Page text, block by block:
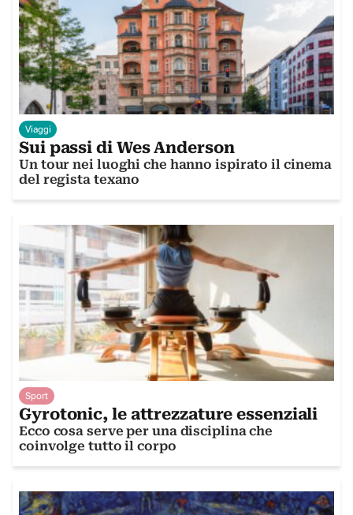
Viaggi
Sui passi di Wes Anderson
Un tour nei luoghi che hanno ispirato il cinema
del regista texano
Sport
Gyrotonic, le attrezzature essenziali
Ecco cosa serve per una disciplina che
coinvolge tutto il corpo